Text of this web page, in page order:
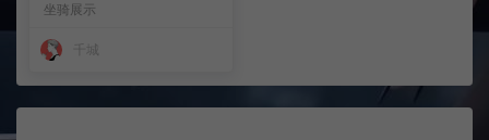
坐骑展示